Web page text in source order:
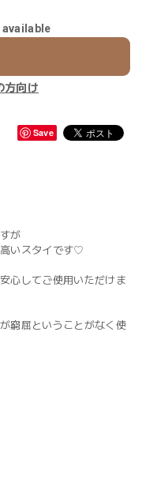
方向け
Save
が
いスタイです♡
心してご使用いただけま
窮屈ということがなく使